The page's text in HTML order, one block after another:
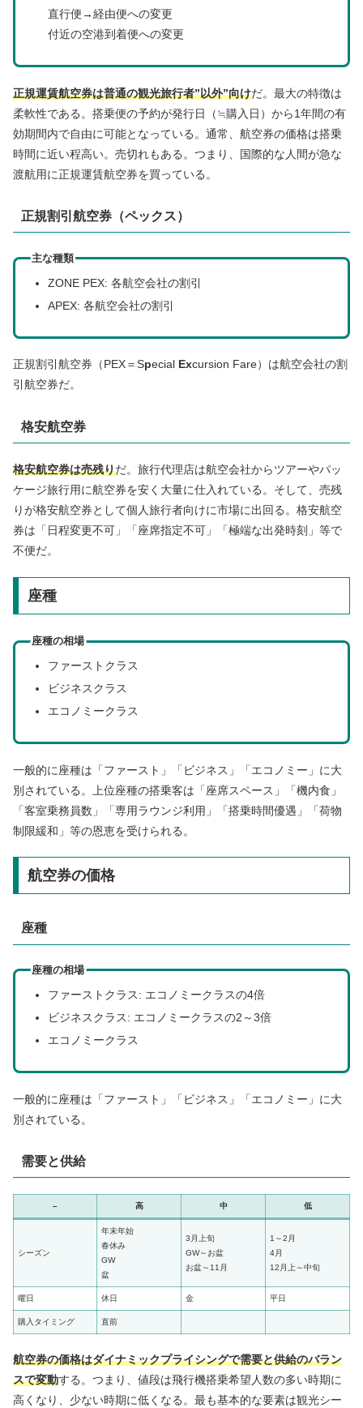
直行便→経由便への変更
付近の空港到着便への変更
正規運賃航空券は普通の観光旅行者”以外”向けだ。最大の特徴は
柔軟性である。搭乗便の予約が発行日（≒購入日）から1年間の有
効期間内で自由に可能となっている。通常、航空券の価格は搭乗
時間に近い程高い。売切れもある。つまり、国際的な人間が急な
渡航用に正規運賃航空券を買っている。
正規割引航空券（ペックス）
主な種類
ZONE PEX: 各航空会社の割引
APEX: 各航空会社の割引
正規割引航空券（PEX＝Special Excursion Fare）は航空会社の割
引航空券だ。
格安航空券
格安航空券は売残りだ。旅行代理店は航空会社からツアーやパッ
ケージ旅行用に航空券を安く大量に仕入れている。そして、売残
りが格安航空券として個人旅行者向けに市場に出回る。格安航空
券は「日程変更不可」「座席指定不可」「極端な出発時刻」等で
不便だ。
座種
座種の相場
ファーストクラス
ビジネスクラス
エコノミークラス
一般的に座種は「ファースト」「ビジネス」「エコノミー」に大
別されている。上位座種の搭乗客は「座席スペース」「機内食」
「客室乗務員数」「専用ラウンジ利用」「搭乗時間優遇」「荷物
制限緩和」等の恩恵を受けられる。
航空券の価格
座種
座種の相場
ファーストクラス: エコノミークラスの4倍
ビジネスクラス: エコノミークラスの2～3倍
エコノミークラス
一般的に座種は「ファースト」「ビジネス」「エコノミー」に大
別されている。
需要と供給
– 高 中 低
シーズン
年末年始
春休み
GW
盆
3月上旬
GW～お盆
お盆～11月
1～2月
4月
12月上～中旬
曜日 休日 金 平日
購入タイミング 直前
航空券の価格はダイナミックプライシングで需要と供給のバラン
スで変動する。つまり、値段は飛行機搭乗希望人数の多い時期に
高くなり、少ない時期に低くなる。最も基本的な要素は観光シー